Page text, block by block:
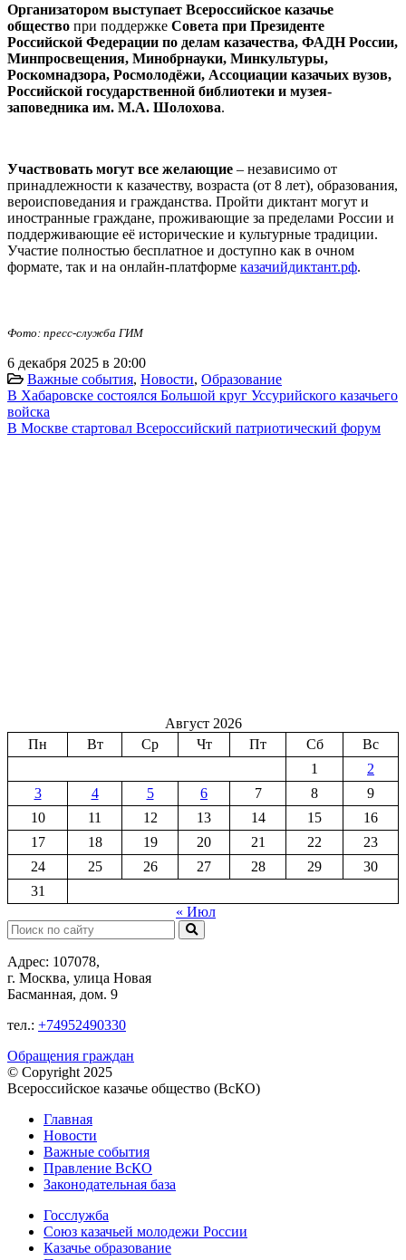
Организатором выступает Всероссийское казачье
общество при поддержке Совета при Президенте
Российской Федерации по делам казачества, ФАДН России,
Минпросвещения, Минобрнауки, Минкультуры,
Роскомнадзора, Росмолодёжи, Ассоциации казачьих вузов,
Российской государственной библиотеки и музея-
заповедника им. М.А. Шолохова.
Участвовать могут все желающие – независимо от
принадлежности к казачеству, возраста (от 8 лет), образования,
вероисповедания и гражданства. Пройти диктант могут и
иностранные граждане, проживающие за пределами России и
поддерживающие её исторические и культурные традиции.
Участие полностью бесплатное и доступно как в очном
формате, так и на онлайн-платформе казачийдиктант.рф.
Фото: пресс-служба ГИМ
6 декабря 2025 в 20:00
Важные события, Новости, Образование
В Хабаровске состоялся Большой круг Уссурийского казачьего
войска
В Москве стартовал Всероссийский патриотический форум
Август 2026
Пн
Вт Ср Чт Пт Сб
Вс
1
2
3
4 5 6 7 8
9
10
11 12 13 14 15
16
17
18 19 20 21 22
23
24
25 26 27 28 29
30
31
« Июл
Поиск:
Адрес: 107078,
г. Москва, улица Новая
Басманная, дом. 9
тел.: +74952490330
Обращения граждан
© Copyright 2025
Всероссийское казачье общество (ВсКО)
Главная
Новости
Важные события
Правление ВсКО
Законодательная база
Госслужба
Союз казачьей молодежи России
Казачье образование